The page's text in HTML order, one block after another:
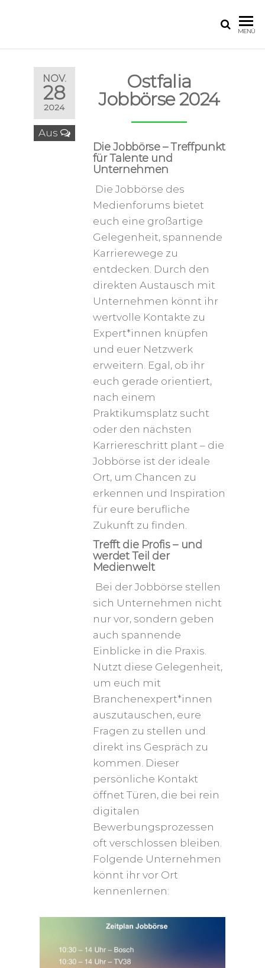
MENÜ
NOV.
28
2024
Aus
Ostfalia
Jobbörse 2024
Die Jobbörse – Treffpunkt
für Talente und
Unternehmen
Die Jobbörse des
Medienforums bietet
euch eine großartige
Gelegenheit, spannende
Karrierewege zu
entdecken. Durch den
direkten Austausch mit
Unternehmen könnt ihr
wertvolle Kontakte zu
Expert*innen knüpfen
und euer Netzwerk
erweitern. Egal, ob ihr
euch gerade orientiert,
nach einem
Praktikumsplatz sucht
oder den nächsten
Karriereschritt plant – die
Jobbörse ist der ideale
Ort, um Chancen zu
erkennen und Inspiration
für eure berufliche
Zukunft zu finden.
Trefft die Profis – und
werdet Teil der
Medienwelt
Bei der Jobbörse stellen
sich Unternehmen nicht
nur vor, sondern geben
auch spannende
Einblicke in die Praxis.
Nutzt diese Gelegenheit,
um euch mit
Branchenexpert*innen
auszutauschen, eure
Fragen zu stellen und
direkt ins Gespräch zu
kommen. Dieser
persönliche Kontakt
öffnet Türen, die bei rein
digitalen
Bewerbungsprozessen
oft verschlossen bleiben.
Folgende Unternehmen
könnt ihr vor Ort
kennenlernen: